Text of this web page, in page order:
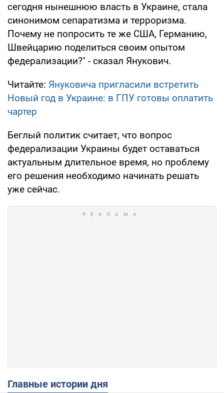
сегодня нынешнюю власть в Украине, стала
синонимом сепаратизма и терроризма.
Почему не попросить те же США, Германию,
Швейцарию поделиться своим опытом
федерализации?" - сказал Янукович.
Читайте: Януковича пригласили встретить
Новый год в Украине: в ГПУ готовы оплатить
чартер
Беглый политик считает, что вопрос
федерализации Украины будет оставаться
актуальным длительное время, но проблему
его решения необходимо начинать решать
уже сейчас.
Главные истории дня